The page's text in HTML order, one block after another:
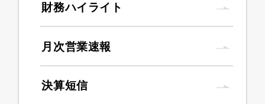
財務ハイライト
月次営業速報
決算短信